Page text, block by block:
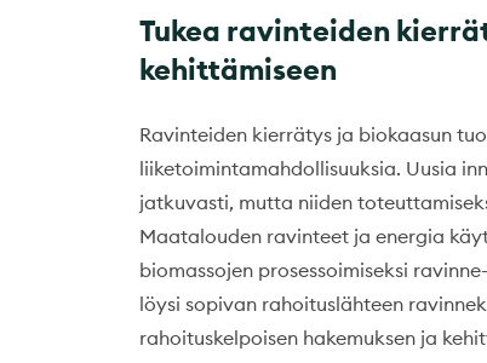
Tukea ravinteiden
kehittämiseen
Ravinteiden kierrätys ja biokaasun
liiketoimintamahdollisuuksia. Uusia
jatkuvasti, mutta niiden
Maatalouden ravinteet ja energia
biomassojen prosessoimiseksi
löysi sopivan rahoituslähteen
rahoituskelpoisen hakemuksen ja